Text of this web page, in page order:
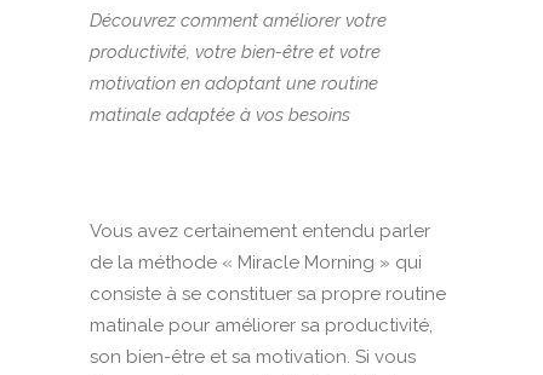
Découvrez comment améliorer votre
productivité, votre bien-être et votre
motivation en adoptant une routine
matinale adaptée à vos besoins
Vous avez certainement entendu parler
de la méthode « Miracle Morning » qui
consiste à se constituer sa propre routine
matinale pour améliorer sa productivité,
son bien-être et sa motivation. Si vous